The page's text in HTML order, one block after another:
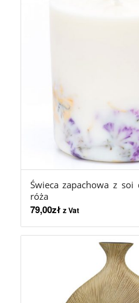
Świeca zapachowa z
róża
79,00zł z Vat